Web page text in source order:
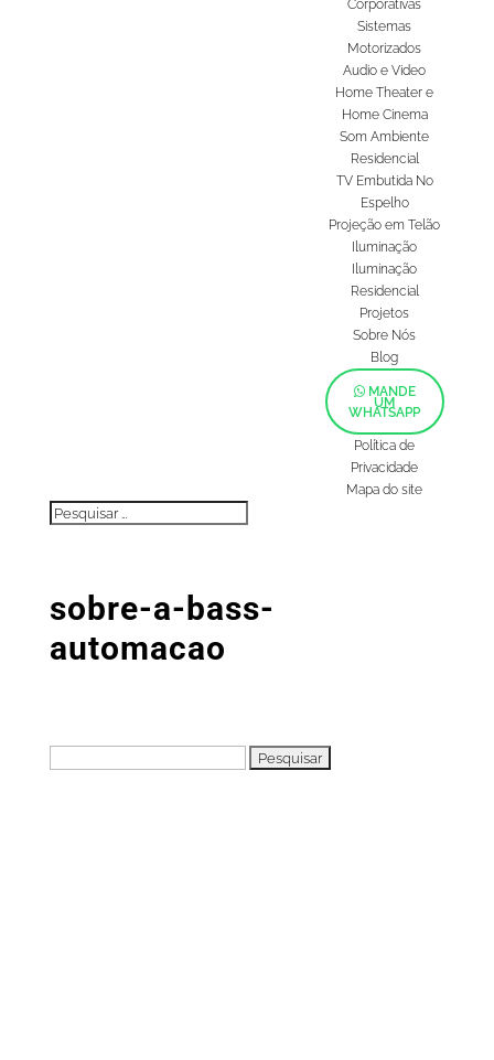
Corporativas
Sistemas
Motorizados
Audio e Video
Home Theater e
Home Cinema
Som Ambiente
Residencial
TV Embutida No
Espelho
Projeção em Telão
Iluminação
Iluminação
Residencial
Projetos
Sobre Nós
Blog
MANDE
UM
WHATSAPP
Política de
Privacidade
Mapa do site
sobre-a-bass-
automacao